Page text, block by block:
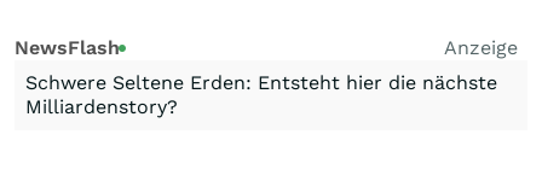
NewsFlash
Anzeige
Schwere Seltene Erden: Entsteht hier die nächste
Milliardenstory?